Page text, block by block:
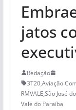
jatos
Redação
3T20,Aviação
RMVALE,São José
Vale do Paraíba